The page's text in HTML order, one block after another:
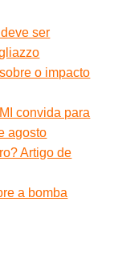
ser
o impacto
convida para
agosto
Artigo de
a bomba